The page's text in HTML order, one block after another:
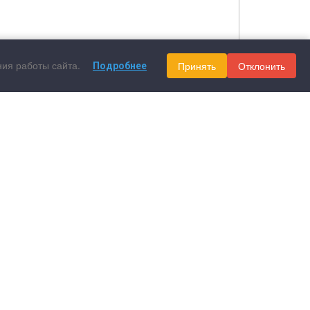
работы сайта. Подробнее Принять Отклонить